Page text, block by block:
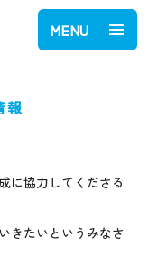
MENU
報
に協力してくださる
きたいというみなさ